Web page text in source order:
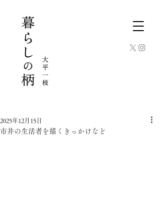
市井の生活者を描くきっかけなど
2025年12月15日